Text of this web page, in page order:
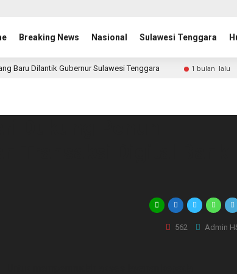
Breaking News Nasional Sulawesi Tenggara
Baru Dilantik Gubernur Sulawesi Tenggara 1 bulan lalu
562 Admin